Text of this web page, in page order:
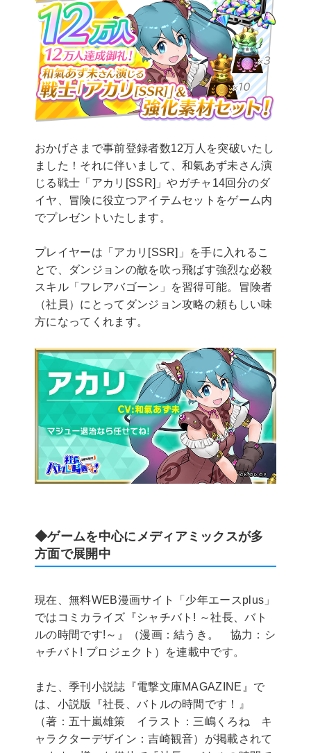
おかげさまで事前登録者数12万人を突破いたし
ました！それに伴いまして、和氣あず未さん演
じる戦士「アカリ[SSR]」やガチャ14回分のダ
イヤ、冒険に役立つアイテムセットをゲーム内
でプレゼントいたします。
プレイヤーは「アカリ[SSR]」を手に入れるこ
とで、ダンジョンの敵を吹っ飛ばす強烈な必殺
スキル「フレアバゴーン」を習得可能。冒険者
（社員）にとってダンジョン攻略の頼もしい味
方になってくれます。
◆ゲームを中心にメディアミックスが多
方面で展開中
現在、無料WEB漫画サイト「少年エースplus」
ではコミカライズ『シャチバト! ～社長、バト
ルの時間です!～』（漫画：結うき。 協力：シ
ャチバト! プロジェクト）を連載中です。
また、季刊小説誌『電撃文庫MAGAZINE』で
は、小説版『社長、バトルの時間です！』
（著：五十嵐雄策 イラスト：三嶋くろね キ
ャラクターデザイン：吉崎観音）が掲載されて